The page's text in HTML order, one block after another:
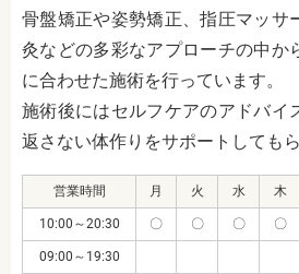
骨盤矯正や姿勢矯正、指圧マッサ
灸などの多彩なアプローチの中か
に合わせた施術を行っています。
施術後にはセルフケアのアドバイ
返さない体作りをサポートしても
営業時間 月 火 水 木
10:00～20:30 〇 〇 〇 〇
09:00～19:30